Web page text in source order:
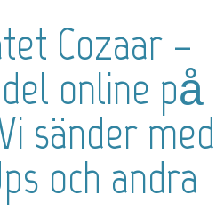
Cozaar –
online på
sänder med
och andra